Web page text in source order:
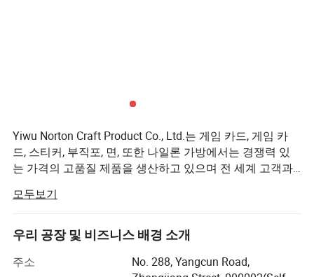
Yiwu Norton Craft Product Co., Ltd.는 게임 카드, 게임 카
드, 스티커, 부직포, 면, 또한 나일론 가방에서는 경쟁력 있
는 가격의 고품질 제품을 생산하고 있으며 전 세계 고객과
는 유럽, 호주, 남아메리카 및 북아메리카로 수출되며, 모든
카드는 EU 표준을 충족하며 이미 ISO9001, TUV, CE, EN71,
72, 73, ASTM, SGS 및 기타 인증 또는 테스트는 협상 가능
급 인쇄 설비를 보유하고 있으며, HP 디지털 25000을 2021
모두보기
우리 공장 및 비즈니스 배경 소개
주소
No. 288, Yangcun Road,